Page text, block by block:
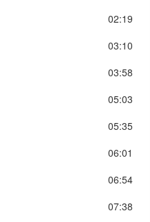
02:19
03:10
03:58
05:03
05:35
06:01
06:54
07:38